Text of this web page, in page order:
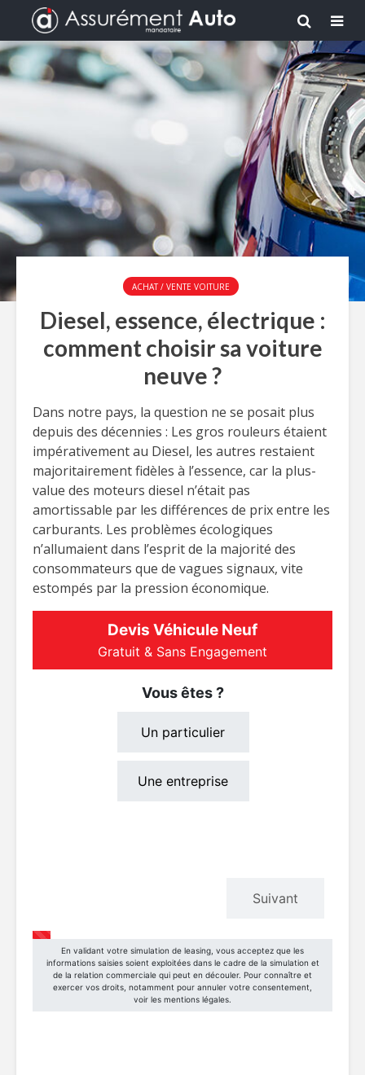
ACHAT / VENTE VOITURE
Diesel, essence, électrique :
comment choisir sa voiture
neuve ?
Dans notre pays, la question ne se posait plus
depuis des décennies : Les gros rouleurs étaient
impérativement au Diesel, les autres restaient
majoritairement fidèles à l’essence, car la plus-
value des moteurs diesel n’était pas
amortissable par les différences de prix entre les
carburants. Les problèmes écologiques
n’allumaient dans l’esprit de la majorité des
consommateurs que de vagues signaux, vite
estompés par la pression économique.